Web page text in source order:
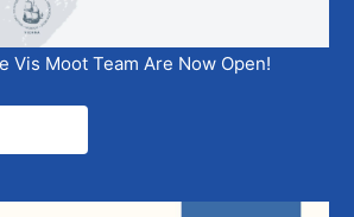
Vis Moot Team Are Now Open!